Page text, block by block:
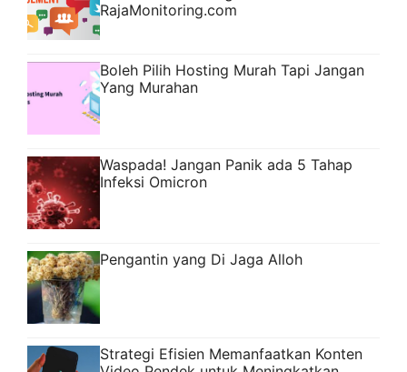
RajaMonitoring.com
Boleh Pilih Hosting Murah Tapi Jangan
Yang Murahan
Waspada! Jangan Panik ada 5 Tahap
Infeksi Omicron
Pengantin yang Di Jaga Alloh
Strategi Efisien Memanfaatkan Konten